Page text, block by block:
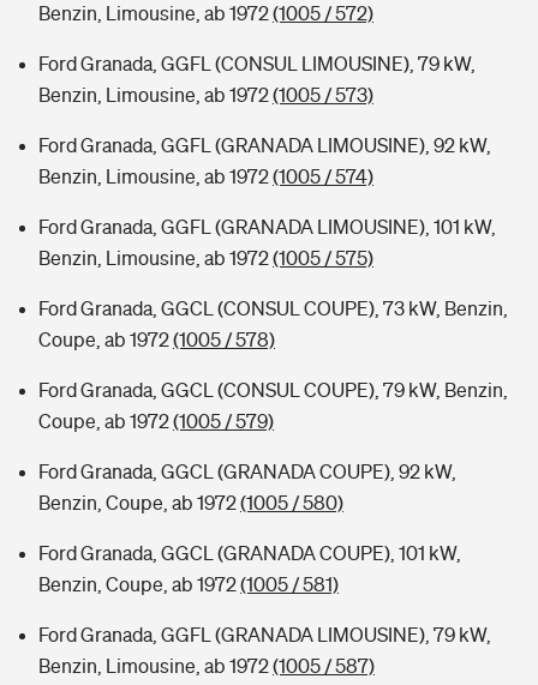
Benzin, Limousine, ab 1972(1005 / 572)
Ford Granada, GGFL (CONSUL LIMOUSINE), 79 kW,
Benzin, Limousine, ab 1972(1005 / 573)
Ford Granada, GGFL (GRANADA LIMOUSINE), 92 kW,
Benzin, Limousine, ab 1972(1005 / 574)
Ford Granada, GGFL (GRANADA LIMOUSINE), 101 kW,
Benzin, Limousine, ab 1972(1005 / 575)
Ford Granada, GGCL (CONSUL COUPE), 73 kW, Benzin,
Coupe, ab 1972(1005 / 578)
Ford Granada, GGCL (CONSUL COUPE), 79 kW, Benzin,
Coupe, ab 1972(1005 / 579)
Ford Granada, GGCL (GRANADA COUPE), 92 kW,
Benzin, Coupe, ab 1972(1005 / 580)
Ford Granada, GGCL (GRANADA COUPE), 101 kW,
Benzin, Coupe, ab 1972(1005 / 581)
Ford Granada, GGFL (GRANADA LIMOUSINE), 79 kW,
Benzin, Limousine, ab 1972(1005 / 587)